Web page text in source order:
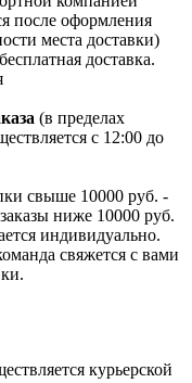
после оформления
места доставки)
доставка.
(в пределах
с 12:00 до
свыше 10000 руб. -
ниже 10000 руб.
индивидуально.
свяжется с вами
курьерской